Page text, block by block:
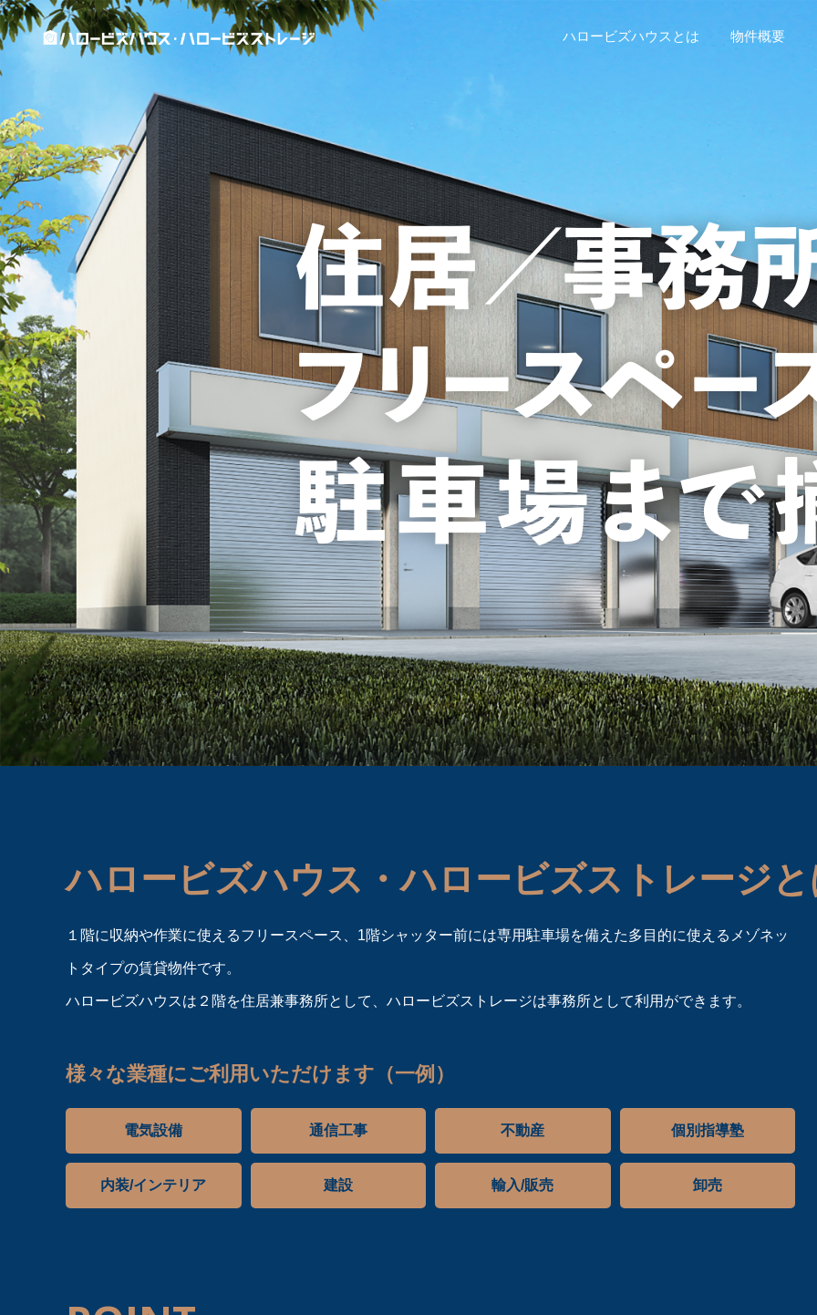
ハロービズハウスとは 物件概要
ハロービズハウス・ハロービズストレージ
１階に収納や作業に使えるフリースペース、1階シャッター前には専用駐車場を備えた多目的に使えるメゾネッ
トタイプの賃貸物件です。
ハロービズハウスは２階を住居兼事務所として、ハロービズストレージは事務所として利用ができます。
様々な業種にご利用いただけます（一例）
電気設備 通信工事 不動産 個別指導塾
内装/インテリア 建設 輸入/販売 卸売